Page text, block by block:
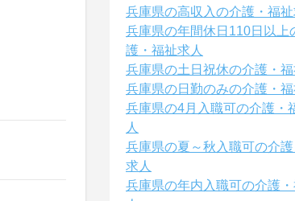
兵庫県の高収入の介護・福祉
兵庫県の年間休日110日以上
護・福祉求人
兵庫県の土日祝休の介護・福
兵庫県の日勤のみの介護・福
兵庫県の4月入職可の介護・
人
兵庫県の夏～秋入職可の介
求人
兵庫県の年内入職可の介護